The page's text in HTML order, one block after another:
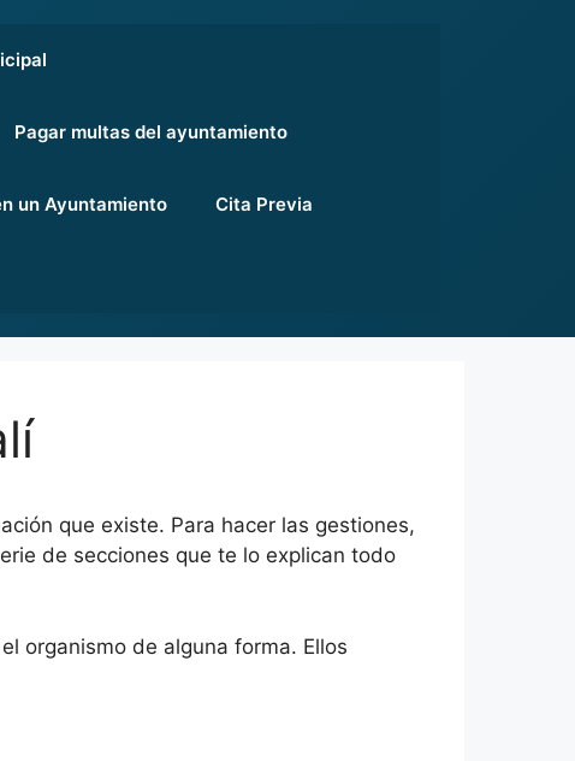
Pagar multas del ayuntamiento
un Ayuntamiento Cita Previa
que existe. Para hacer las gestiones,
de secciones que te lo explican todo
organismo de alguna forma. Ellos